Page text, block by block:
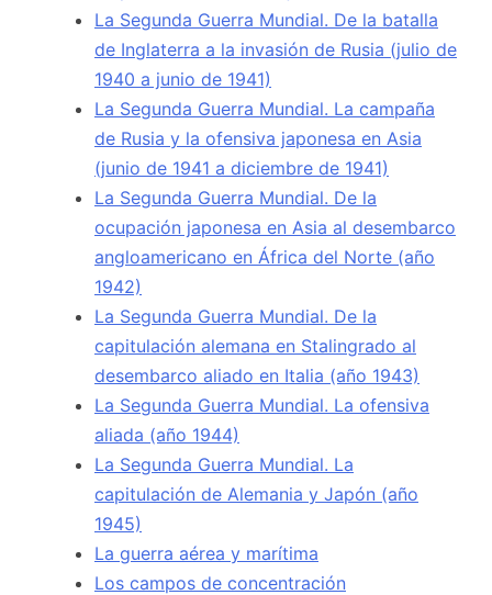
La Segunda Guerra Mundial. De la batalla
de Inglaterra a la invasión de Rusia (julio de
1940 a junio de 1941)
La Segunda Guerra Mundial. La campaña
de Rusia y la ofensiva japonesa en Asia
(junio de 1941 a diciembre de 1941)
La Segunda Guerra Mundial. De la
ocupación japonesa en Asia al desembarco
angloamericano en África del Norte (año
1942)
La Segunda Guerra Mundial. De la
capitulación alemana en Stalingrado al
desembarco aliado en Italia (año 1943)
La Segunda Guerra Mundial. La ofensiva
aliada (año 1944)
La Segunda Guerra Mundial. La
capitulación de Alemania y Japón (año
1945)
La guerra aérea y marítima
Los campos de concentración